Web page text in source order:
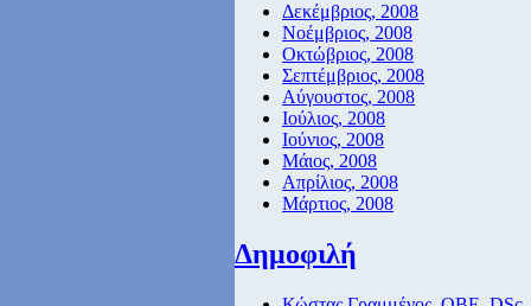
Δεκέμβριος, 2008
Νοέμβριος, 2008
Οκτώβριος, 2008
Σεπτέμβριος, 2008
Αύγουστος, 2008
Ιούλιος, 2008
Ιούνιος, 2008
Μάιος, 2008
Απρίλιος, 2008
Μάρτιος, 2008
Δημοφιλή